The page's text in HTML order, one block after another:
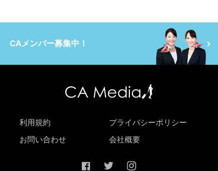
CAメンバー募集中！
利用規約 プライバシーポリシー
お問い合わせ 会社概要